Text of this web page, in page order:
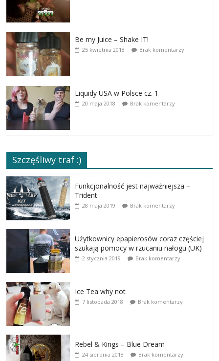
Be my Juice – Shake IT!
25 kwietnia 2018 Brak komentarzy
Liquidy USA w Polsce cz. 1
20 maja 2018 Brak komentarzy
Szczęśliwy traf :)
Funkcjonalność jest najważniejsza –
Trident
28 maja 2019 Brak komentarzy
Użytkownicy epapierosów coraz częściej
szukają pomocy w rzucaniu nałogu (UK)
2 stycznia 2019 Brak komentarzy
Ice Tea why not
7 listopada 2018 Brak komentarzy
Rebel & Kings – Blue Dream
24 sierpnia 2018 Brak komentarzy